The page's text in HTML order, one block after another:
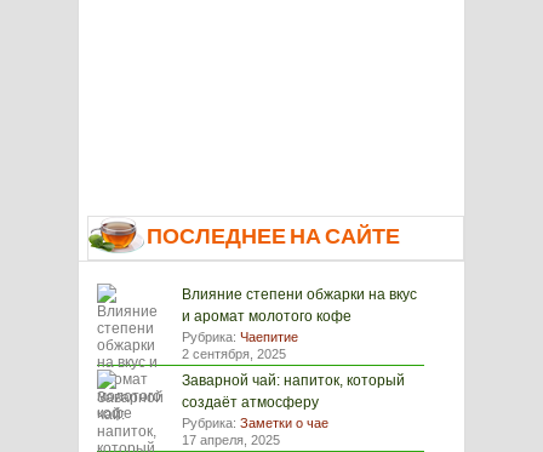
ПОСЛЕДНЕЕ НА САЙТЕ
Влияние степени обжарки на вкус
и аромат молотого кофе
Рубрика: Чаепитие
2 сентября, 2025
Заварной чай: напиток, который
создаёт атмосферу
Рубрика: Заметки о чае
17 апреля, 2025